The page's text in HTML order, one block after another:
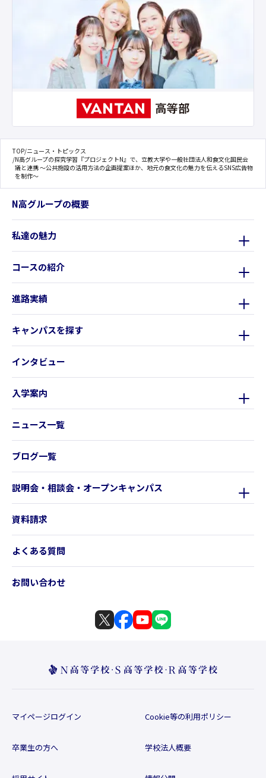
TOP/ニュース・トピックス
/N高グループの探究学習『プロジェクトN』で、立教大学や一般社団法人和食文化国民会
議と連携 〜公共施設の活用方法の企画提案ほか、地元の食文化の魅力を伝えるSNS広告物
を制作〜
N高グループの概要
私達の魅力
コースの紹介
進路実績
キャンパスを探す
インタビュー
入学案内
ニュース一覧
ブログ一覧
説明会・相談会・オープンキャンパス
資料請求
よくある質問
お問い合わせ
マイページログイン
卒業生の方へ
Cookie等の利用ポリシー
学校法人概要